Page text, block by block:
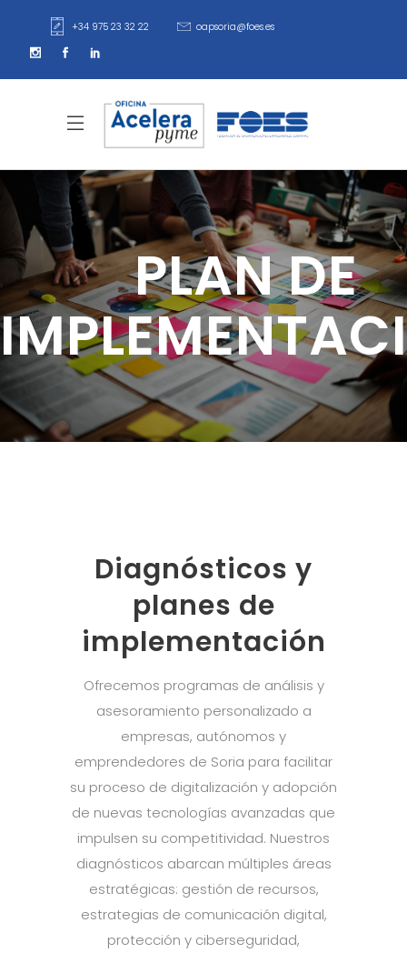
+34 975 23 32 22 oapsoria@foes.es
PLAN DE
Diagnósticos y
planes de
implementación
Ofrecemos programas de análisis y
asesoramiento personalizado a
empresas, autónomos y
emprendedores de Soria para facilitar
su proceso de digitalización y adopción
de nuevas tecnologías avanzadas que
impulsen su competitividad. Nuestros
diagnósticos abarcan múltiples áreas
estratégicas: gestión de recursos,
estrategias de comunicación digital,
protección y ciberseguridad,